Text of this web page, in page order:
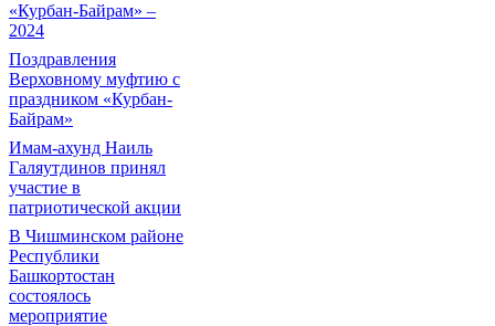
«Курбан-Байрам» –
2024
Поздравления
Верховному муфтию с
праздником «Курбан-
Байрам»
Имам-ахунд Наиль
Галяутдинов принял
участие в
патриотической акции
В Чишминском районе
Республики
Башкортостан
состоялось
мероприятие